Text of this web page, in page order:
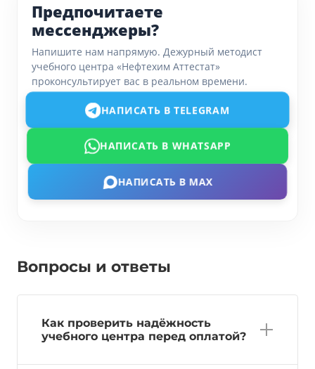
Предпочитаете
мессенджеры?
Напишите нам напрямую. Дежурный методист
учебного центра «Нефтехим Аттестат»
проконсультирует вас в реальном времени.
НАПИСАТЬ В TELEGRAM
НАПИСАТЬ В WHATSAPP
НАПИСАТЬ В MAX
Вопросы и ответы
Как проверить надёжность
учебного центра перед оплатой?